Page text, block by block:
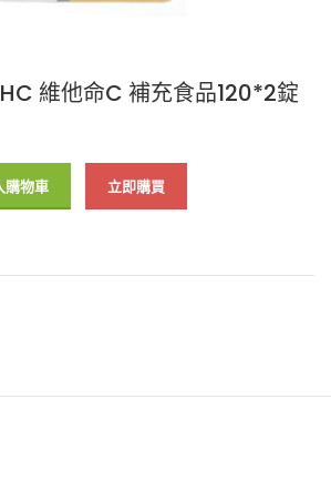
維他命C 補充食品120*2錠
購物車 立即購買